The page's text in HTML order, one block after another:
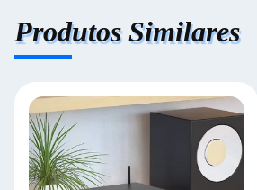
Produtos Similares